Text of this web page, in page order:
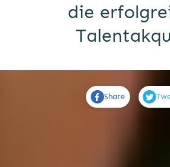
die
Share